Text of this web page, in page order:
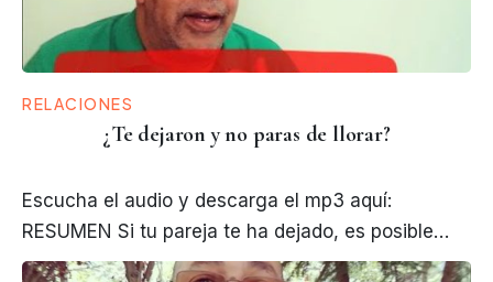
RELACIONES
¿Te dejaron y no paras de llorar?
Escucha el audio y descarga el mp3 aquí:
RESUMEN Si tu pareja te ha dejado, es posible…